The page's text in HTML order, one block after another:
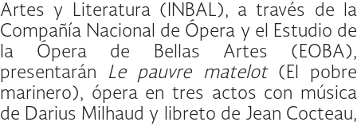
Artes y Literatura (INBAL), a través de la
Compañía Nacional de Ópera y el Estudio de
la Ópera de Bellas Artes (EOBA),
presentarán Le pauvre matelot(El pobre
marinero), ópera en tres actos con música
de Darius Milhaud y libreto de Jean Cocteau,